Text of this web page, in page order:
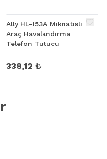
Ally HL-153A Mıknatıslı
Araç Havalandırma
Telefon Tutucu
338,12 ₺